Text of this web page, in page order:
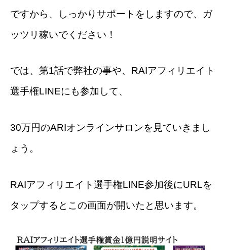
ですから、しっかりサポートをしますので、ガ
ッツリ稼いでください！
では、第1話で弊社の事や、RAIアフィリエイト
選手権LINEにも参加して、
30万円のARIオンラインサロンを見ていきまし
ょう。
RAIアフィリエイト選手権LINE参加後にURLを
タップするとこの画面が開いたと思います。